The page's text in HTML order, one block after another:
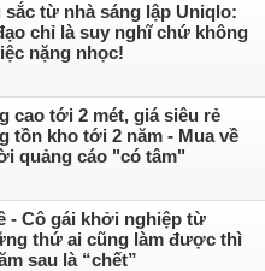
từ nhà sáng lập Uniqlo:
chỉ là suy nghĩ chứ không
nặng nhọc!
cao tới 2 mét, giá siêu rẻ
tồn kho tới 2 năm - Mua về
quảng cáo "có tâm"
- Cô gái khởi nghiệp từ
thứ ai cũng làm được thì
sau là “chết”